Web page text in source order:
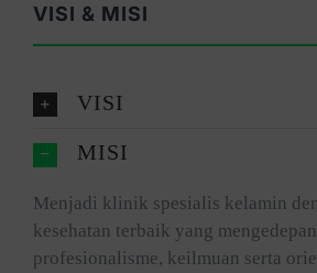
VISI & MISI
VISI
MISI
Menjadi klinik spesialis kelamin
kesehatan terbaik yang
profesionalisme, keilmuan serta